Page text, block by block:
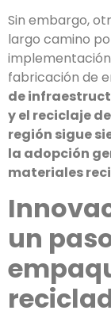
Sin embargo,
largo camino
fabricación de
de
y el reciclaje
región sigue
la adopción
materiales
un